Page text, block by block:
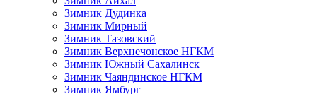
Зимник Дудинка
Зимник Мирный
Зимник Тазовский
Зимник Верхнечонское НГКМ
Зимник Южный Сахалинск
Зимник Чаяндинское НГКМ
Зимник Ямбург